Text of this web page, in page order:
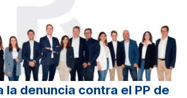
la denuncia contra el PP de